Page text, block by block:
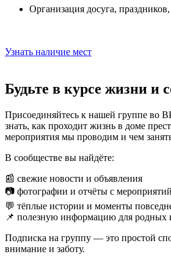
Организация досуга,
Узнать наличие мест
Будьте в курсе жизни и
Присоединяйтесь к нашей группе во
знать, как проходит жизнь в доме
мероприятия мы проводим и чем
В сообществе вы найдёте:
📰 свежие новости и объявления
📷 фотографии и отчёты с мероприятий
💬 тёплые истории и моменты
📌 полезную информацию для родных
Подписка на группу — это простой
внимание и заботу.